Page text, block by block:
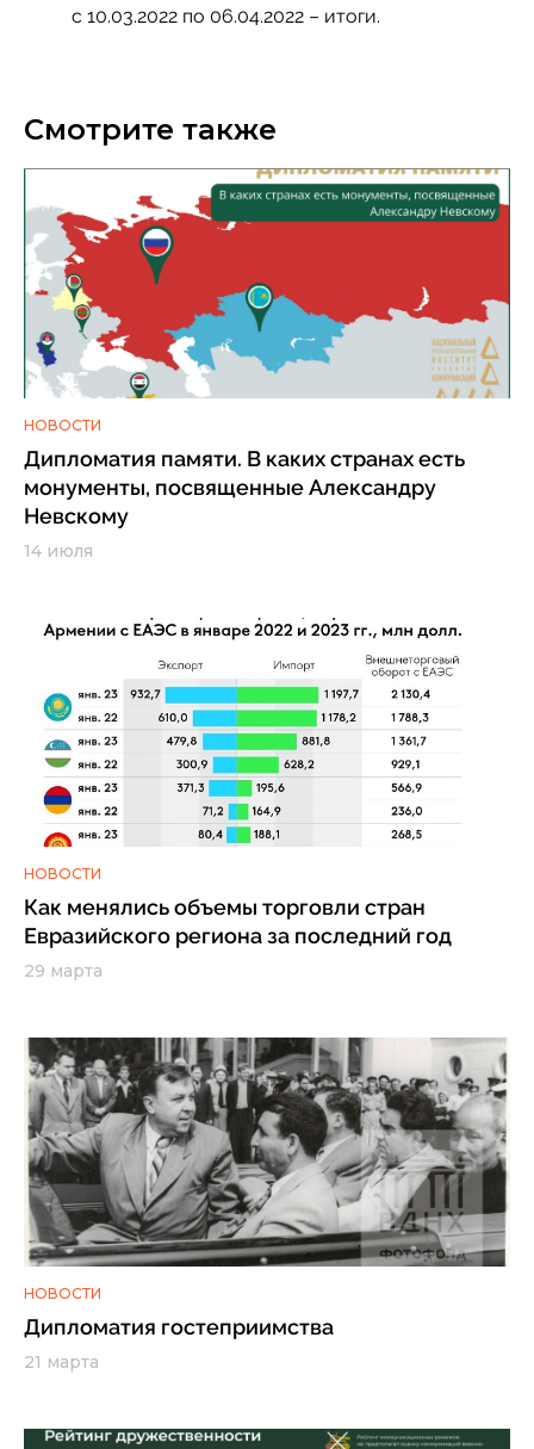
с 10.03.2022 по 06.04.2022 – итоги.
Смотрите также
НОВОСТИ
Дипломатия памяти. В каких странах есть
монументы, посвященные Александру
Невскому
14 июля
НОВОСТИ
Как менялись объемы торговли стран
Евразийского региона за последний год
29 марта
НОВОСТИ
Дипломатия гостеприимства
21 марта